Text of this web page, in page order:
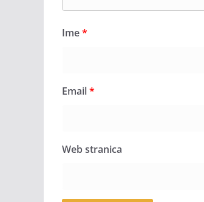
Ime*
Email*
Web stranica